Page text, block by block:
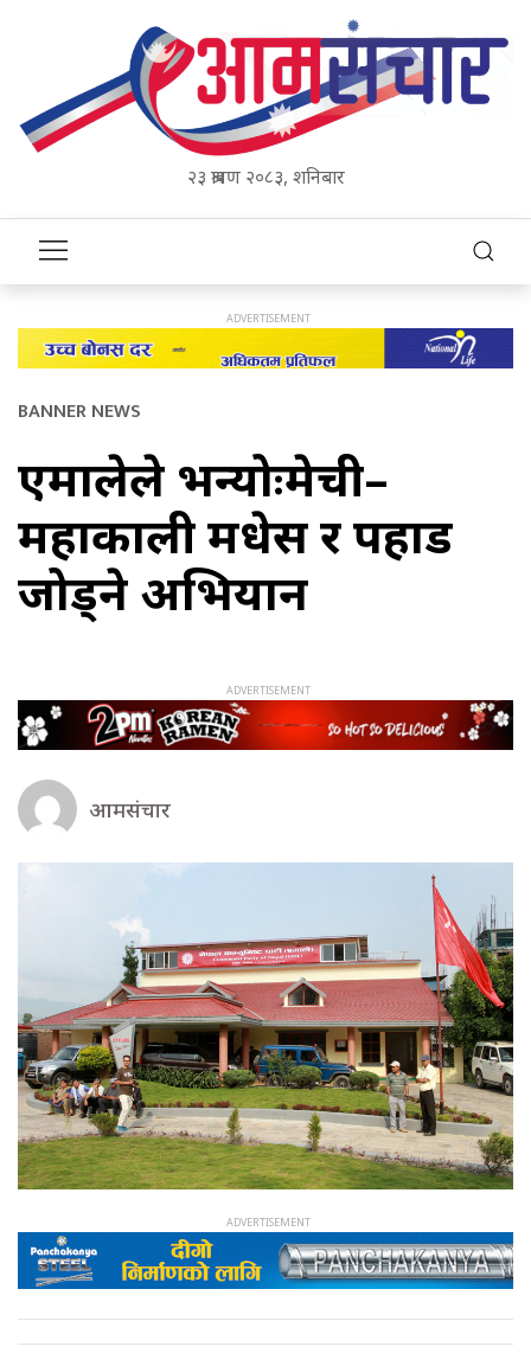
२३ श्रावण २०८३, शनिबार
BANNER NEWS
एमालेले भन्योःमेची–
महाकाली मधेस र पहाड
जोड्ने अभियान
आमसंचार